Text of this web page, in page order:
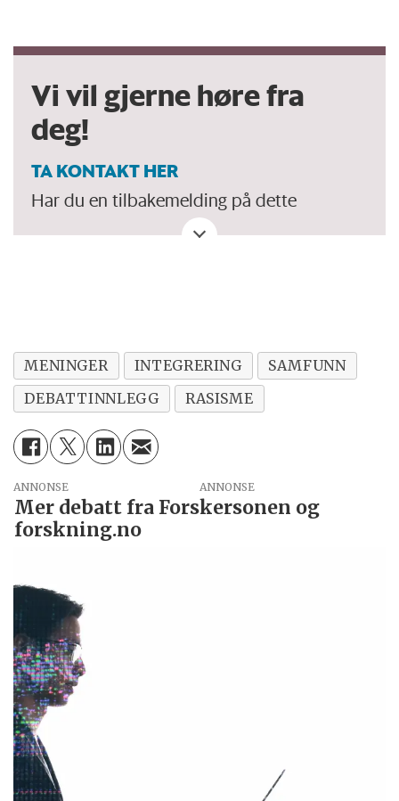
Vi vil gjerne høre fra
deg!
TA KONTAKT HER
Har du en tilbakemelding på dette
debattinnlegget. Eller spørsmål, ros eller
MENINGER INTEGRERING
SAMFUNN
DEBATTINNLEGG
RASISME
ANNONSE
Mer debatt fra Forskersonen og
forskning.no